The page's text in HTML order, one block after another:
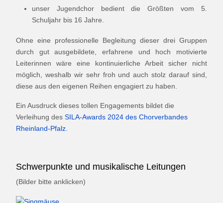
unser Jugendchor bedient die Größten vom 5.
Schuljahr bis 16 Jahre.
Ohne eine professionelle Begleitung dieser drei Gruppen
durch gut ausgebildete, erfahrene und hoch motivierte
Leiterinnen wäre eine kontinuierliche Arbeit sicher nicht
möglich, weshalb wir sehr froh und auch stolz darauf sind,
diese aus den eigenen Reihen engagiert zu haben.
Ein Ausdruck dieses tollen Engagements bildet die
Verleihung des SILA-Awards 2024 des Chorverbandes
Rheinland-Pfalz
Schwerpunkte und musikalische Leitungen
(Bilder bitte anklicken)